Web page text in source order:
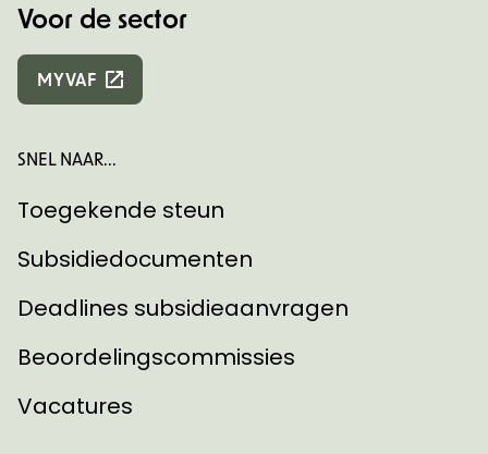
Voor de sector
MYVAF
SNEL NAAR...
Toegekende steun
Subsidiedocumenten
Deadlines subsidieaanvragen
Beoordelingscommissies
Vacatures